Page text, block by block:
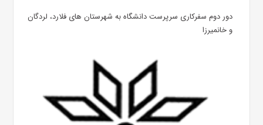
دور دوم سفرکاری سرپرست دانشگاه به شهرستان های فلارد، لردگان
و خانمیرزا